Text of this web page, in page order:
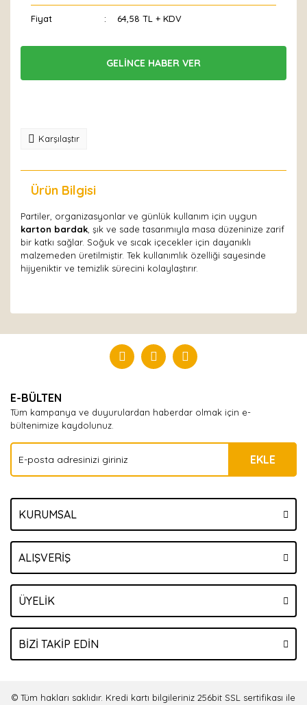
Fiyat 64,58 TL + KDV
GELİNCE HABER VER
Karşılaştır
Ürün Bilgisi
Partiler, organizasyonlar ve günlük kullanım için uygun
karton bardak , şık ve sade tasarımıyla masa düzeninize zarif
bir katkı sağlar. Soğuk ve sıcak içecekler için dayanıklı
malzemeden üretilmiştir. Tek kullanımlık özelliği sayesinde
hijyeniktir ve temizlik sürecini kolaylaştırır.
Yorum Yaz
E-BÜLTEN
Tüm kampanya ve duyurulardan haberdar olmak için e-
bültenimize kaydolunuz.
EKLE
KURUMSAL
ALIŞVERİŞ
ÜYELİK
BİZİ TAKİP EDİN
© Tüm hakları saklıdır. Kredi kartı bilgileriniz 256bit SSL sertifikası ile